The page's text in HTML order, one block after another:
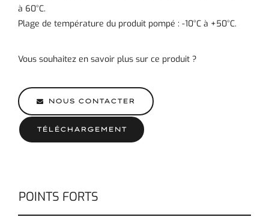
à 60°C.
Plage de température du produit pompé : -10°C à +50°C.
Vous souhaitez en savoir plus sur ce produit ?
NOUS CONTACTER
TÉLÉCHARGEMENT
POINTS FORTS